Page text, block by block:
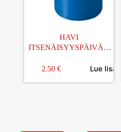
HAVI
ITSENÄISYYSPÄIVÄN
N.35H 60x100MM
2.50 € Lue lisää